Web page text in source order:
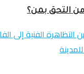
من التحق بمن؟